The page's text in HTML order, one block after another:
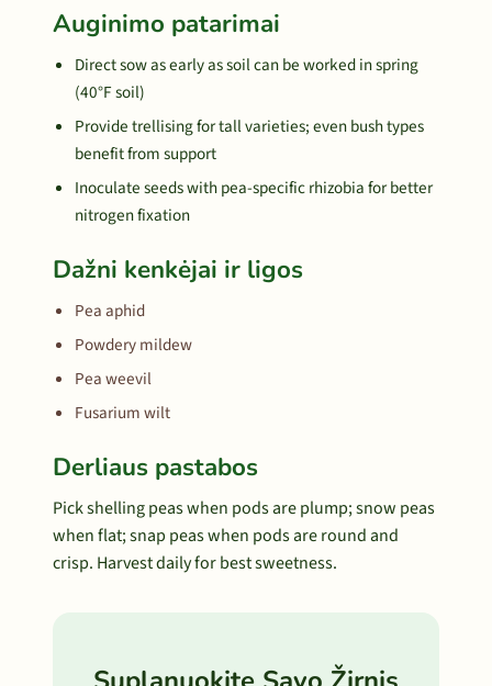
Auginimo patarimai
Direct sow as early as soil can be worked in spring
(40°F soil)
Provide trellising for tall varieties; even bush types
benefit from support
Inoculate seeds with pea-specific rhizobia for better
nitrogen fixation
Dažni kenkėjai ir ligos
Pea aphid
Powdery mildew
Pea weevil
Fusarium wilt
Derliaus pastabos
Pick shelling peas when pods are plump; snow peas
when flat; snap peas when pods are round and
crisp. Harvest daily for best sweetness.